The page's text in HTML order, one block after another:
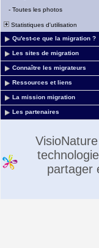
- Toutes les photos
Statistiques d'utilisation
Qu'est-ce que la migration ?
Les sites de migration
Connaître les migrateurs
Ressources et liens
La mission migration
Les partenaires
partager